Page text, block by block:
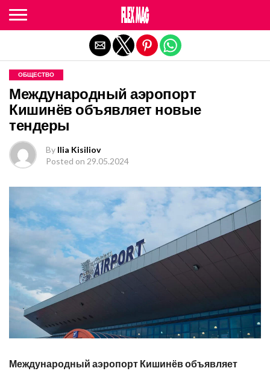
ОБЩЕСТВО
Международный аэропорт
Кишинёв объявляет новые
тендеры
By Ilia Kisiliov
Posted on 29.05.2024
Международный аэропорт Кишинёв объявляет
Exit mobile version